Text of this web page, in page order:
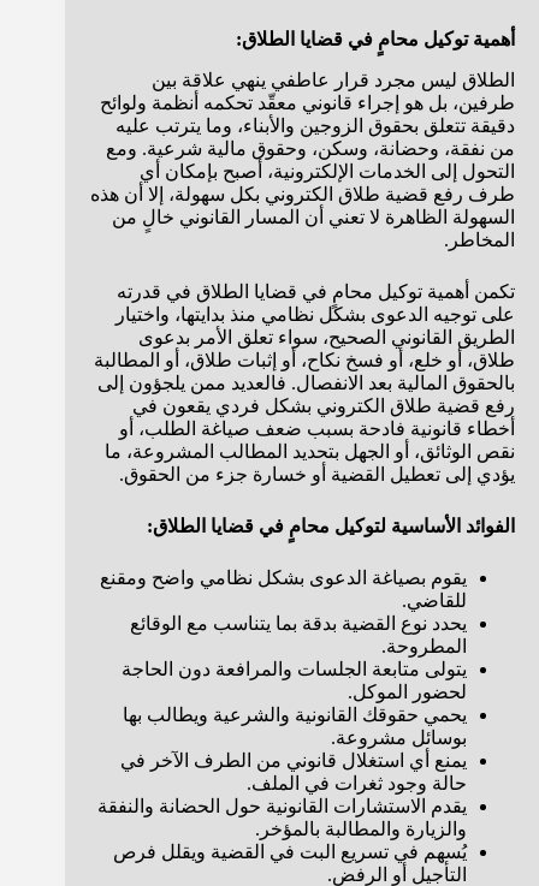
أهمية توكيل محامٍ في قضايا الطلاق:
الطلاق ليس مجرد قرار عاطفي ينهي علاقة بين
طرفين، بل هو إجراء قانوني معقّد تحكمه أنظمة ولوائح
دقيقة تتعلق بحقوق الزوجين والأبناء، وما يترتب عليه
من نفقة، وحضانة، وسكن، وحقوق مالية شرعية. ومع
التحول إلى الخدمات الإلكترونية، أصبح بإمكان أي
طرف رفع قضية طلاق الكتروني بكل سهولة، إلا أن هذه
السهولة الظاهرة لا تعني أن المسار القانوني خالٍ من
المخاطر.
تكمن أهمية توكيل محامٍ في قضايا الطلاق في قدرته
على توجيه الدعوى بشكل نظامي منذ بدايتها، واختيار
الطريق القانوني الصحيح، سواء تعلق الأمر بدعوى
طلاق، أو خلع، أو فسخ نكاح، أو إثبات طلاق، أو المطالبة
بالحقوق المالية بعد الانفصال. فالعديد ممن يلجؤون إلى
رفع قضية طلاق الكتروني بشكل فردي يقعون في
أخطاء قانونية فادحة بسبب ضعف صياغة الطلب، أو
نقص الوثائق، أو الجهل بتحديد المطالب المشروعة، ما
يؤدي إلى تعطيل القضية أو خسارة جزء من الحقوق.
الفوائد الأساسية لتوكيل محامٍ في قضايا الطلاق:
يقوم بصياغة الدعوى بشكل نظامي واضح ومقنع
للقاضي.
يحدد نوع القضية بدقة بما يتناسب مع الوقائع
المطروحة.
يتولى متابعة الجلسات والمرافعة دون الحاجة
لحضور الموكل.
يحمي حقوقك القانونية والشرعية ويطالب بها
بوسائل مشروعة.
يمنع أي استغلال قانوني من الطرف الآخر في
حالة وجود ثغرات في الملف.
يقدم الاستشارات القانونية حول الحضانة والنفقة
والزيارة والمطالبة بالمؤخر.
يُسهم في تسريع البت في القضية ويقلل فرص
التأجيل أو الرفض.